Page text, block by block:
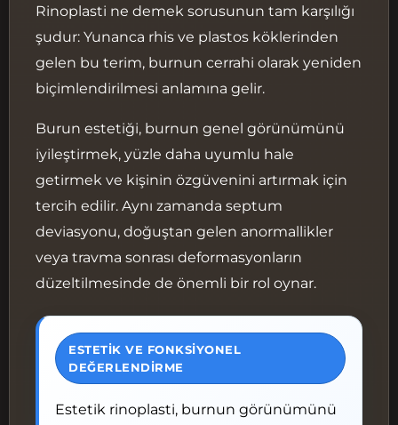
Muayene
Ameliyat Öncesi Hazırlık
Rinoplasti Ameliyatı Nasıl Yapılır?
Anestezi Seçenekleri
Rinoplasti Ameliyat Süreci
Burun Yapısının Şekillendirilmesi
Kesilerin Kapatılması ve Tampon
Burun Estetiği Sonrası İyileşme
Süreci: 1. Ay ve 6. Ay
İlk Hafta: Atel Dönemi
Rinoplasti ne demek sorusunun tam karşılığı
şudur: Yunanca rhis ve plastos köklerinden
gelen bu terim, burnun cerrahi olarak yeniden
biçimlendirilmesi anlamına gelir.
Burun estetiği, burnun genel görünümünü
iyileştirmek, yüzle daha uyumlu hale
getirmek ve kişinin özgüvenini artırmak için
tercih edilir. Aynı zamanda septum
deviasyonu, doğuştan gelen anormallikler
veya travma sonrası deformasyonların
düzeltilmesinde de önemli bir rol oynar.
ESTETIK VE FONKSIYONEL
DEĞERLENDIRME
Estetik rinoplasti, burnun görünümünü